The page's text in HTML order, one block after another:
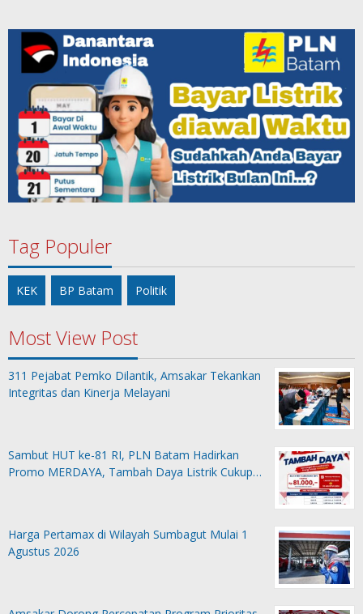
Tag Populer
KEK BP Batam Politik
Most View Post
311 Pejabat Pemko Dilantik, Amsakar Tekankan
Integritas dan Kinerja Melayani
Sambut HUT ke-81 RI, PLN Batam Hadirkan
Promo MERDAYA, Tambah Daya Listrik Cukup…
Harga Pertamax di Wilayah Sumbagut Mulai 1
Agustus 2026